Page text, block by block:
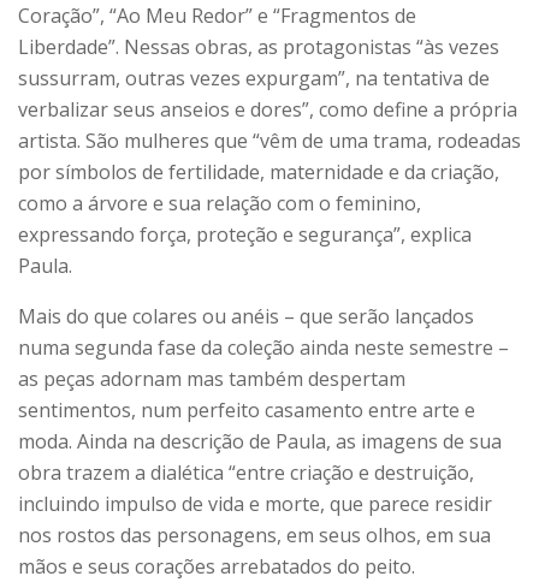
Coração”, “Ao Meu Redor” e “Fragmentos de
Liberdade”. Nessas obras, as protagonistas “às vezes
sussurram, outras vezes expurgam”, na tentativa de
verbalizar seus anseios e dores”, como define a própria
artista. São mulheres que “vêm de uma trama, rodeadas
por símbolos de fertilidade, maternidade e da criação,
como a árvore e sua relação com o feminino,
expressando força, proteção e segurança”, explica
Paula.
Mais do que colares ou anéis – que serão lançados
numa segunda fase da coleção ainda neste semestre –
as peças adornam mas também despertam
sentimentos, num perfeito casamento entre arte e
moda. Ainda na descrição de Paula, as imagens de sua
obra trazem a dialética “entre criação e destruição,
incluindo impulso de vida e morte, que parece residir
nos rostos das personagens, em seus olhos, em sua
mãos e seus corações arrebatados do peito.